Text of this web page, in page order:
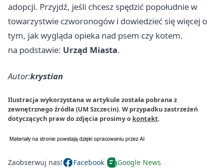
adopcji. Przyjdź, jeśli chcesz spędzić popołudnie w
towarzystwie czworonogów i dowiedzieć się więcej o
tym, jak wygląda opieka nad psem czy kotem.
na podstawie: Urząd Miasta.
Autor:krystian
Ilustracja wykorzystana w artykule została pobrana z
zewnętrznego źródła (UM Szczecin). W przypadku zastrzeżeń
dotyczących praw do zdjęcia prosimy o kontakt.
Zaobserwuj nas! Facebook Google News